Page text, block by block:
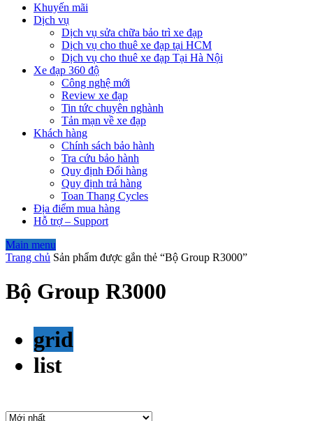
Khuyến mãi
Dịch vụ
Dịch vụ sửa chữa bảo trì xe đạp
Dịch vụ cho thuê xe đạp tại HCM
Dịch vụ cho thuê xe đạp Tại Hà Nội
Xe đạp 360 độ
Công nghệ mới
Review xe đạp
Tin tức chuyên nghành
Tản mạn về xe đạp
Khách hàng
Chính sách bảo hành
Tra cứu bảo hành
Quy định Đổi hàng
Quy định trả hàng
Toan Thang Cycles
Địa điểm mua hàng
Hỗ trợ – Support
Main menu
Trang chủ Sản phẩm được gắn thẻ “Bộ Group R3000”
Bộ Group R3000
grid
list